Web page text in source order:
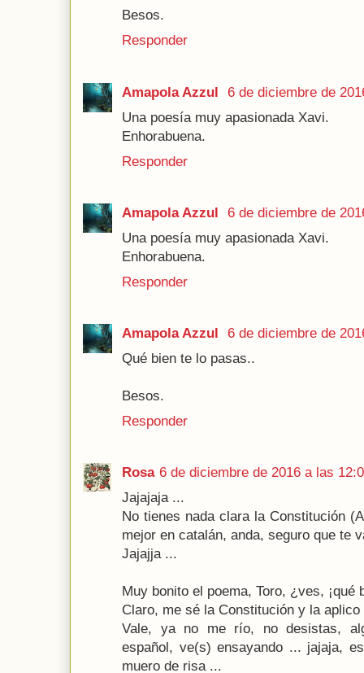
Besos.
Responder
Amapola Azzul
6 de diciembre de
Una poesía muy apasionada Xavi.
Enhorabuena.
Responder
Amapola Azzul
6 de diciembre de
Una poesía muy apasionada Xavi.
Enhorabuena.
Responder
Amapola Azzul
6 de diciembre de
Qué bien te lo pasas..
Besos.
Responder
Rosa 6 de diciembre de 2016 a las
Jajajaja ...
No tienes nada clara la Constitución
mejor en catalán, anda, seguro que te
Jajajja ...
Muy bonito el poema, Toro, ¿ves, ¡qué
Claro, me sé la Constitución y la aplico
Vale, ya no me río, no desistas,
español, ve(s) ensayando ... jajaja,
muero de risa ...